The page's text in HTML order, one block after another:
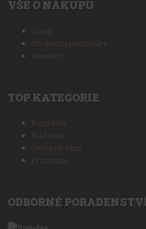
VŠE O NÁKUPU
O nás
Obchodní podmínky
Kontakty
TOP KATEGORIE
Primitivo
Bílé víno
Červené víno
Frizzante
ODBORNÉ